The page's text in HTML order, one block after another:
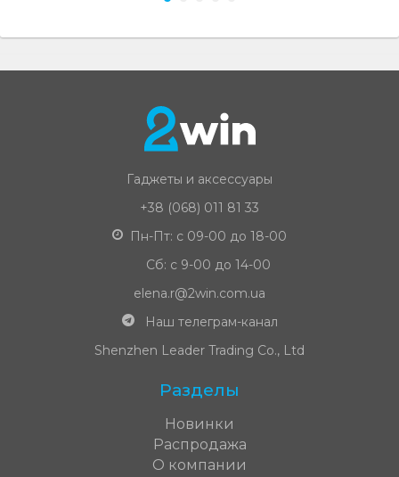
Гаджеты и аксессуары
+38 (068) 011 81 33
Пн-Пт: с 09-00 до 18-00
Сб: с 9-00 до 14-00
elena.r@2win.com.ua
Наш телеграм-канал
Shenzhen Leader Trading Co., Ltd
Разделы
Новинки
Распродажа
О компании